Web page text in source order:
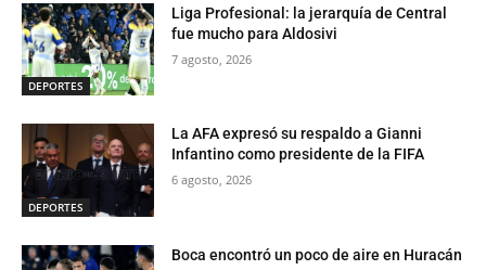
DEPORTES
Liga Profesional: la jerarquía de Central
fue mucho para Aldosivi
7 agosto, 2026
DEPORTES
La AFA expresó su respaldo a Gianni
Infantino como presidente de la FIFA
6 agosto, 2026
Boca encontró un poco de aire en Huracán